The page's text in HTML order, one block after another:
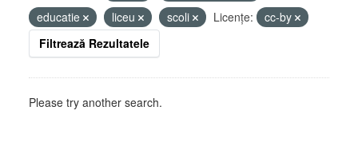
educatie
liceu scoli Licenţe:
cc-by
Filtrează Rezultatele
Please try another search.